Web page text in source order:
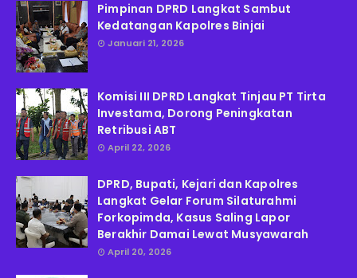
Pimpinan DPRD Langkat Sambut
Kedatangan Kapolres Binjai
Januari 21, 2026
Komisi III DPRD Langkat Tinjau PT Tirta
Investama, Dorong Peningkatan
Retribusi ABT
April 22, 2026
DPRD, Bupati, Kejari dan Kapolres
Langkat Gelar Forum Silaturahmi
Forkopimda, Kasus Saling Lapor
Berakhir Damai Lewat Musyawarah
April 20, 2026